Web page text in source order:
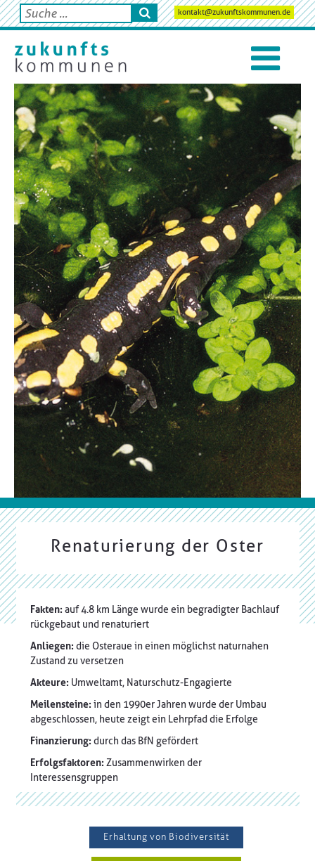
kontakt@zukunftskommunen.de
Renaturierung der Oster
Fakten: auf 4.8 km Länge wurde ein begradigter Bachlauf
rückgebaut und renaturiert
Anliegen: die Osteraue in einen möglichst naturnahen
Zustand zu versetzen
Akteure: Umweltamt, Naturschutz-Engagierte
Meilensteine: in den 1990er Jahren wurde der Umbau
abgeschlossen, heute zeigt ein Lehrpfad die Erfolge
Finanzierung: durch das BfN gefördert
Erfolgsfaktoren: Zusammenwirken der
Interessensgruppen
Erhaltung von Biodiversität